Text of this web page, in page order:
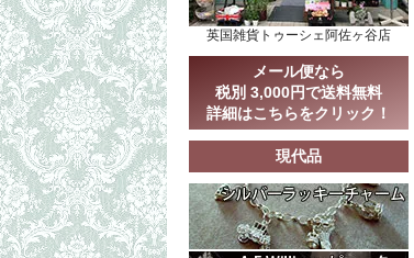
英国雑貨トゥーシェ阿佐ヶ谷店
メール便なら
税別 3,000円で送料無料
詳細はこちらをクリック！
現代品